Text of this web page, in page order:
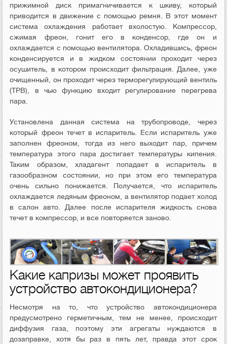
прижимной диск примагничивается к шкиву, который
приводится в движение с помощью ремня. В этот момент
система охлаждения работает вхолостую. Компрессор,
сжимая фреон, гонит его в конденсор, где он и
охлаждается с помощью вентилятора. Охладившись, фреон
конденсируется и в жидком состоянии проходит через
осушитель, в котором происходит фильтрация. Далее, уже
очищенный, он проходит через терморегулирующий вентиль
(ТРВ), в чью функцию входит регулирование перегрева
пара.
Установлена данная система на трубопроводе, через
который фреон течет в испаритель. Если испаритель уже
заполнен фреоном, тогда из него выходит пар, причем
температура этого пара достигает температуры кипения.
Таким образом, хладагент попадает в испаритель в
газообразном состоянии, но при этом его температура
очень сильно понижается. Получается, что испаритель
охлаждается ледяным фреоном, а вентилятор подает холод
в салон авто. Далее после испарителя жидкость снова
течет в компрессор, и все повторяется заново.
Какие капризы может проявить
устройство автокондиционера?
Несмотря на то, что устройство автокондиционера
предусмотрено герметичным, тем не менее, происходит
диффузия газа, поэтому эти агрегаты нуждаются в
дозаправке, хотя бы раз в пять лет, правда этот срок